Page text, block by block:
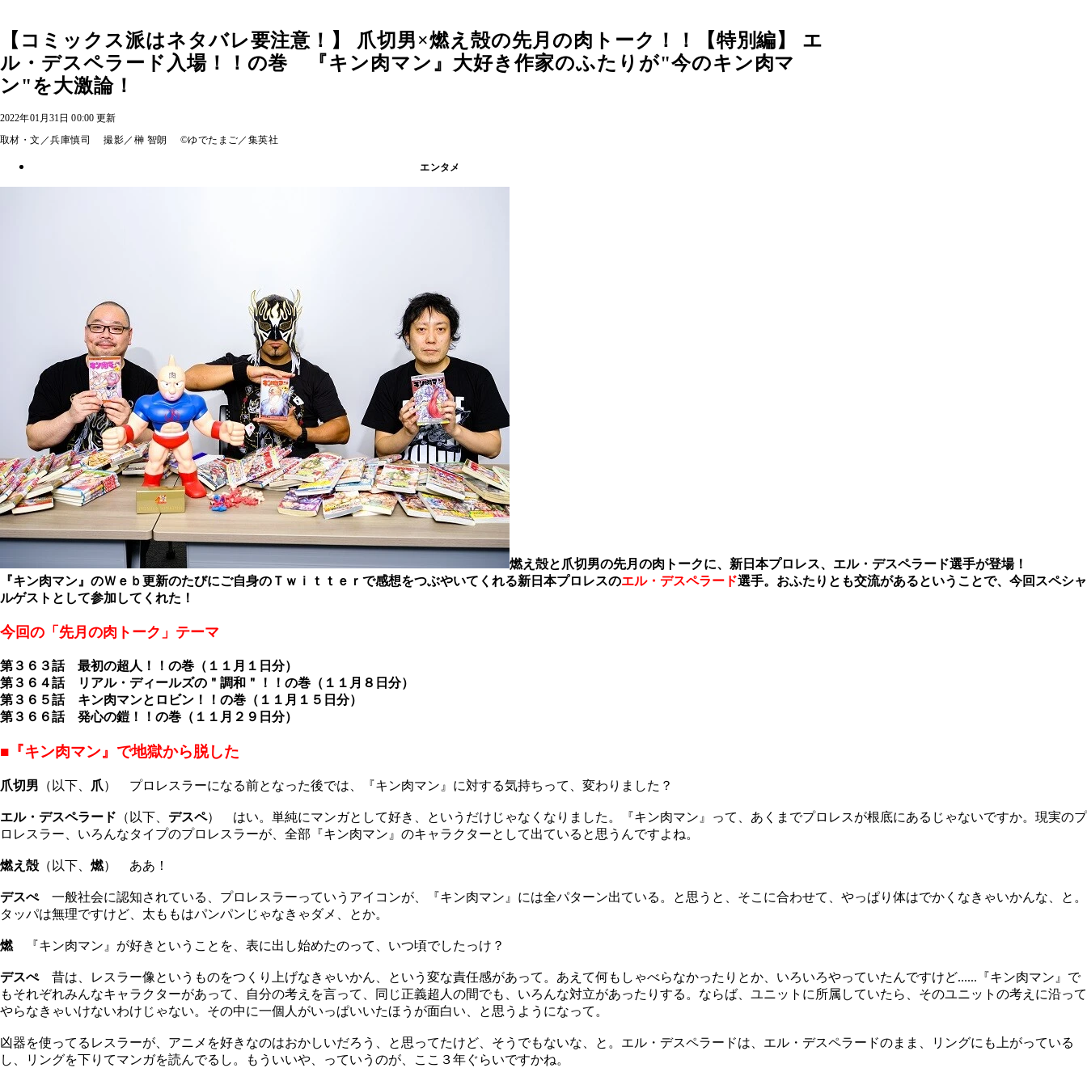
【コミックス派はネタバレ要注意！】 爪切男×燃え殻の先月の肉トーク！！【特別編】 エ
ル・デスペラード入場！！の巻 『キン肉マン』大好き作家のふたりが"今のキン肉マ
ン"を大激論！
2022年01月31日 00:00 更新
取材・文／兵庫慎司 撮影／榊 智朗 ©ゆでたまご／集英社
エンタメ
燃え殻と爪切男の先月の肉トークに、新日本プロレス、エル・デスペラード選手が登場！
『キン肉マン』のＷｅｂ更新のたびにご自身のＴｗｉｔｔｅｒで感想をつぶやいてくれる新日本プロレスのエル・デスペラード選手。おふたりとも交流があるということで、今回スペシャ
ルゲストとして参加してくれた！
今回の「先月の肉トーク」テーマ
第３６３話 最初の超人！！の巻（１１月１日分）
第３６４話 リアル・ディールズの＂調和＂！！の巻（１１月８日分）
第３６５話 キン肉マンとロビン！！の巻（１１月１５日分）
第３６６話 発心の鎧！！の巻（１１月２９日分）
■『キン肉マン』で地獄から脱した
爪切男 （以下、 爪） プロレスラーになる前となった後では、『キン肉マン』に対する気持ちって、変わりました？
エル・デスペラード （以下、 デスペ） はい。単純にマンガとして好き、というだけじゃなくなりました。『キン肉マン』って、あくまでプロレスが根底にあるじゃないですか。現実のプ
ロレスラー、いろんなタイプのプロレスラーが、全部『キン肉マン』のキャラクターとして出ていると思うんですよね。
燃え殻（以下、 燃） ああ！
デスぺ一般社会に認知されている、プロレスラーっていうアイコンが、『キン肉マン』には全パターン出ている。と思うと、そこに合わせて、やっぱり体はでかくなきゃいかんな、と。
タッパは無理ですけど、太ももはパンパンじゃなきゃダメ、とか。
燃『キン肉マン』が好きということを、表に出し始めたのって、いつ頃でしたっけ？
デスぺ昔は、レスラー像というものをつくり上げなきゃいかん、という変な責任感があって。あえて何もしゃべらなかったりとか、いろいろやっていたんですけど......『キン肉マン』で
もそれぞれみんなキャラクターがあって、自分の考えを言って、同じ正義超人の間でも、いろんな対立があったりする。ならば、ユニットに所属していたら、そのユニットの考えに沿って
やらなきゃいけないわけじゃない。その中に一個人がいっぱいいたほうが面白い、と思うようになって。
凶器を使ってるレスラーが、アニメを好きなのはおかしいだろう、と思ってたけど、そうでもないな、と。エル・デスペラードは、エル・デスペラードのまま、リングにも上がっている
し、リングを下りてマンガを読んでるし。もういいや、っていうのが、ここ３年ぐらいですかね。